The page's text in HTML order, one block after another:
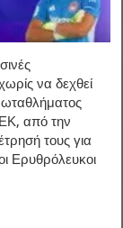
να δεχθεί
από την
τους για
Ερυθρόλευκοι